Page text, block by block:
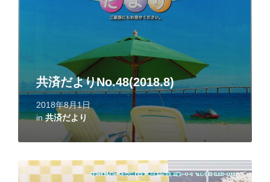
共済だよりNo.48(2018.8)
2018年8月1日
in共済だより
Read
More